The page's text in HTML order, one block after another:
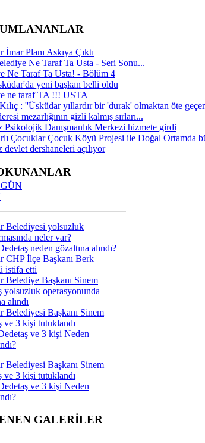
İmar Planı Askıya Çıktı
Ne Taraf Ta Usta - Seri Sonu...
Ne Taraf Ta Usta! - Bölüm 4
yeni başkan belli oldu
ne taraf TA !!! USTA
: ''Üsküdar yıllardır bir 'durak' olmaktan öte
mezarlığının gizli kalmış sırları...
Psikolojik Danışmanlık Merkezi hizmete girdi
Çocuklar Çocuk Köyü Projesi ile Doğal Ortamda
devlet dershaneleri açılıyor
Belediyesi yolsuzluk
neler var?
neden gözaltına alındı?
CHP İlçe Başkanı Berk
istifa etti
Belediye Başkanı Sinem
yolsuzluk operasyonunda
alındı
Belediyesi Başkanı Sinem
ve 3 kişi tutuklandı
ve 3 kişi Neden
Belediyesi Başkanı Sinem
ve 3 kişi tutuklandı
ve 3 kişi Neden
GALERİLER